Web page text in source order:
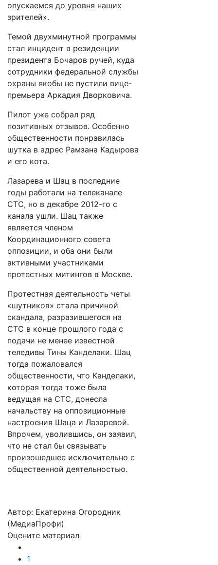
опускаемся до уровня наших
зрителей».
Темой двухминутной программы
стал инцидент в резиденции
президента Бочаров ручей, куда
сотрудники федеральной службы
охраны якобы не пустили вице-
премьера Аркадия Дворковича.
Пилот уже собрал ряд
позитивных отзывов. Особенно
общественности понравилась
шутка в адрес Рамзана Кадырова
и его кота.
Лазарева и Шац в последние
годы работали на телеканале
СТС, но в декабре 2012-го с
канала ушли. Шац также
является членом
Координационного совета
оппозиции, и оба они были
активными участниками
протестных митингов в Москве.
Протестная деятельность четы
«шутников» стала причиной
скандала, разразившегося на
СТС в конце прошлого года с
подачи не менее известной
теледивы Тины Канделаки. Шац
тогда пожаловался
общественности, что Канделаки,
которая тогда тоже была
ведущая на СТС, донесла
начальству на оппозиционные
настроения Шаца и Лазаревой.
Впрочем, уволившись, он заявил,
что не стал бы связывать
произошедшее исключительно с
общественной деятельностью.
Автор: Екатерина Огородник
(МедиаПрофи)
Оцените материал
1